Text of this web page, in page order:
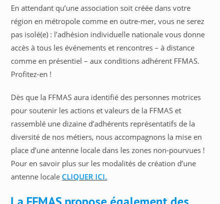
En attendant qu’une association soit créée dans votre
région en métropole comme en outre-mer, vous ne serez
pas isolé(e) : l’adhésion individuelle nationale vous donne
accès à tous les événements et rencontres – à distance
comme en présentiel – aux conditions adhérent FFMAS.
Profitez-en !
Dès que la FFMAS aura identifié des personnes motrices
pour soutenir les actions et valeurs de la FFMAS et
rassemblé une dizaine d’adhérents représentatifs de la
diversité de nos métiers, nous accompagnons la mise en
place d’une antenne locale dans les zones non-pourvues !
Pour en savoir plus sur les modalités de création d’une
antenne locale CLIQUER ICI.